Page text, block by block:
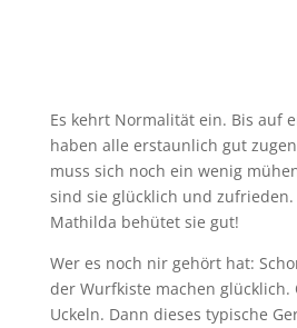
Es kehrt Normalität ein. Bis auf
haben alle erstaunlich gut
muss sich noch ein wenig
sind sie glücklich und zufrieden.
Mathilda behütet sie gut!
Wer es noch nir gehört hat:
der Wurfkiste machen glücklich.
Uckeln. Dann dieses typische